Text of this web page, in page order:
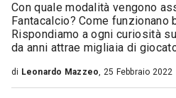
Con quale modalità vengono
Fantacalcio? Come funzionano
Rispondiamo a ogni curiosità
da anni attrae migliaia di
di Leonardo Mazzeo, 25 Febbraio 2022